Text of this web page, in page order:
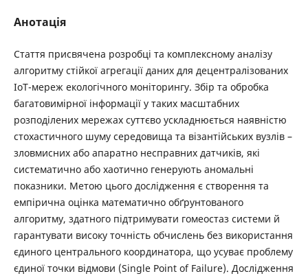
Анотація
Стаття присвячена розробці та комплексному аналізу
алгоритму стійкої агрегації даних для децентралізованих
IoT-мереж екологічного моніторингу. Збір та обробка
багатовимірної інформації у таких масштабних
розподілених мережах суттєво ускладнюється наявністю
стохастичного шуму середовища та візантійських вузлів –
зловмисних або апаратно несправних датчиків, які
систематично або хаотично генерують аномальні
показники. Метою цього дослідження є створення та
емпірична оцінка математично обґрунтованого
алгоритму, здатного підтримувати гомеостаз системи й
гарантувати високу точність обчислень без використання
єдиного центрального координатора, що усуває проблему
єдиної точки відмови (Single Point of Failure). Дослідження